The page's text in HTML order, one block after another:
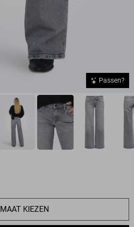
Passen?
MAAT KIEZEN